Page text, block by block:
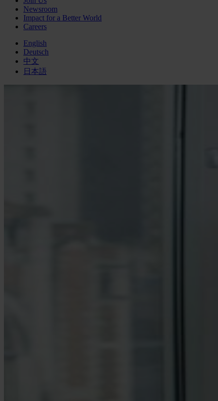
Newsroom
Impact for a Better World
Careers
English
Deutsch
中文
日本語